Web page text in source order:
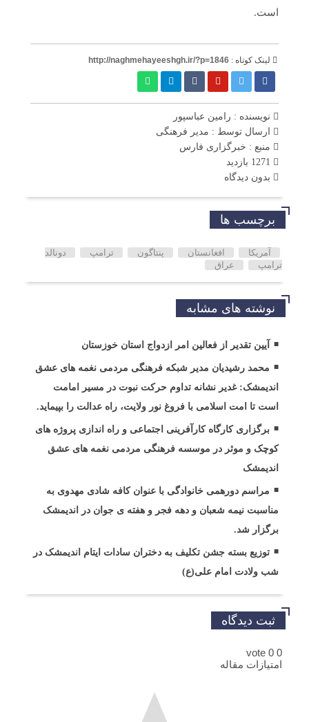
است.
لینک کوتاه : http://naghmehayeeshgh.ir/?p=1846
نویسنده : رامین عباسپور
ارسال توسط : مدیر فرهنگی
منبع : خبرگزاری فارس
بدون دیدگاه
برچسب ها
آمریکا افغانستان پنتاگون ترامپ
دونالد
ترامپ
عراق
نوشته های مشابه
آیین تقدیر از فعالین امر ازدواج استان خوزستان
محمد رشیدیان مدیر شبکه فرهنگی مردمی نغمه های عشق
اندیمشک: غدیر نشانه تداوم حرکت نبوت در مسیر امامت
است تا امت اسلامی با فروغ نور ولایت، راه عدالت را بپیماید.
برگزاری کارگاه کارآفرینی اجتماعی و راه اندازی پروژه های
کوچک و موثر در موسسه فرهنگی مردمی نغمه های عشق
اندیمشک
مراسم دورهمی خانوادگی با عنوان کافه شادی مهدوی به
مناسبت نیمه شعبان و دهه فجر و هفته ی جوان در اندیمشک
برگزار شد.
توزیع بسته جشن تکلیف به دختران سادات ایتام اندیمشک در
شب ولادت امام علی(ع)
ثبت دیدگاه
0
0
vote
امتیازات مقاله